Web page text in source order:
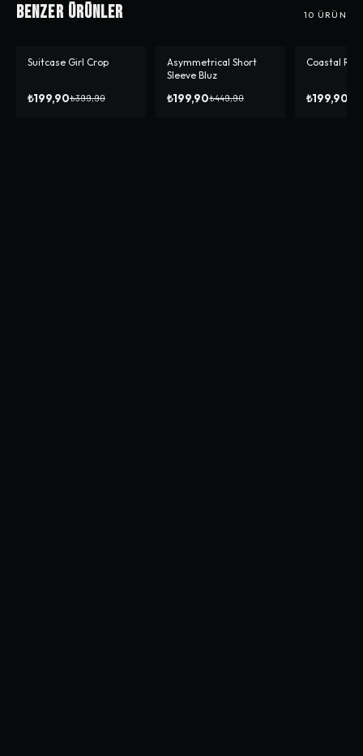
Benzer Ürünler 10 ÜRÜN
-%50
Suitcase Girl Crop
₺199,90₺399,90
-%56
Asymmetrical Short
Sleeve Bluz
₺199,90₺449,90
-%50
Coastal
₺199,90